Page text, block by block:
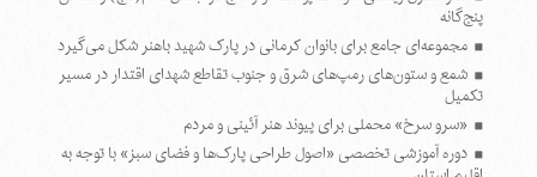
پنج‌گانه
مجموعه‌ای جامع برای بانوان کرمانی در پارک شهید باهنر شکل می‌گیرد
شمع و ستون‌های رمپ‌های شرق و جنوب تقاطع شهدای اقتدار در مسیر
تکمیل
«سرو سرخ» محملی برای پیوند هنر آئینی و مردم
دوره آموزشی تخصصی «اصول طراحی پارک‌ها و فضای سبز» با توجه به